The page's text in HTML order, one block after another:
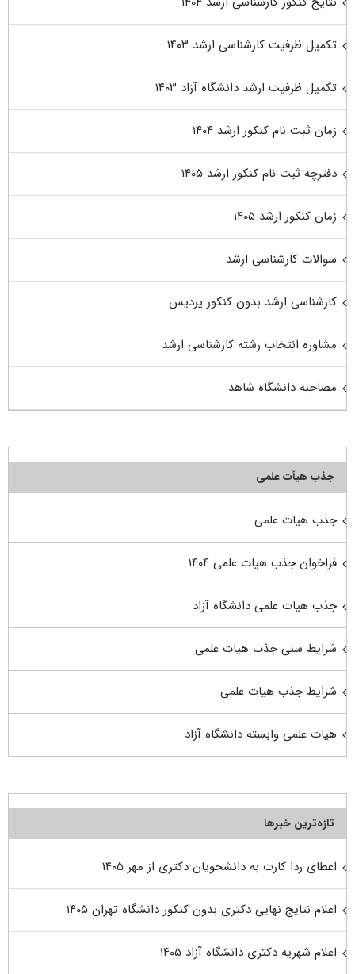
تکمیل ظرفیت کارشناسی ارشد ۱۴۰۳
تکمیل ظرفیت ارشد دانشگاه آزاد ۱۴۰۳
زمان ثبت نام کنکور ارشد ۱۴۰۴
دفترچه ثبت نام کنکور ارشد ۱۴۰۵
زمان کنکور ارشد ۱۴۰۵
سوالات کارشناسی ارشد
کارشناسی ارشد بدون کنکور پردیس
مشاوره انتخاب رشته کارشناسی ارشد
مصاحبه دانشگاه شاهد
جذب هیأت علمی
جذب هیات علمی
فراخوان جذب هیات علمی ۱۴۰۴
جذب هیات علمی دانشگاه آزاد
شرایط سنی جذب هیات علمی
شرایط جذب هیات علمی
هیات علمی وابسته دانشگاه آزاد
تازه‌ترین خبرها
اعطای ردا کارت به دانشجویان دکتری از مهر ۱۴۰۵
اعلام نتایج نهایی دکتری بدون کنکور دانشگاه تهران ۱۴۰۵
اعلام شهریه دکتری دانشگاه آزاد ۱۴۰۵